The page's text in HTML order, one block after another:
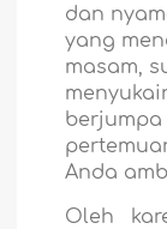
dan
yang
masam,
Anda
Oleh